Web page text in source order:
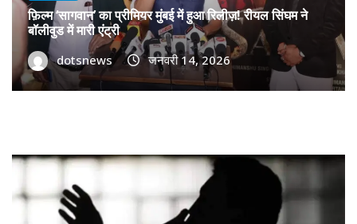
फ़िल्म ‘सागवान’ का प्रीमियर मुंबई में हुआ रिलीज़! रीयल सिंघम ने
बॉलीवुड में मारी एंट्री
dotsnews जनवरी 14, 2026